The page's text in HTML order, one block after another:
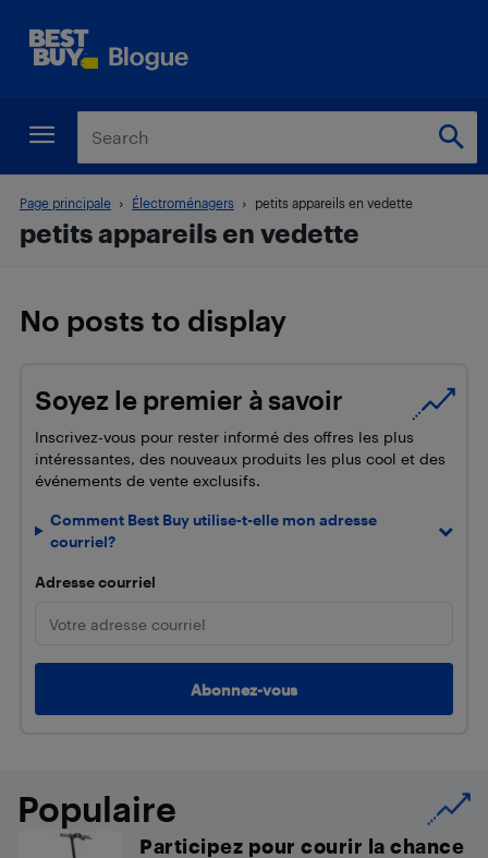
Page principale Électroménagers petits appareils en vedette
petits appareils en vedette
No posts to display
Soyez le premier à savoir
Inscrivez-vous pour rester informé des offres les plus
intéressantes, des nouveaux produits les plus cool et des
événements de vente exclusifs.
Comment Best Buy utilise-t-elle mon adresse
courriel?
Adresse courriel
Populaire
Participez pour courir la chance